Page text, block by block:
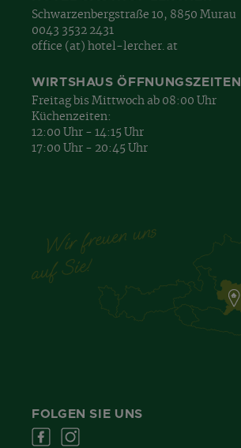
Schwarzenbergstraße 10, 8850 Murau
0043 3532 2431
office (at) hotel-lercher. at
WIRTSHAUS ÖFFNUNGSZEITEN
Freitag bis Mittwoch ab 08:00 Uhr
Küchenzeiten:
12:00 Uhr - 14:15 Uhr
17:00 Uhr - 20:45 Uhr
FOLGEN SIE UNS